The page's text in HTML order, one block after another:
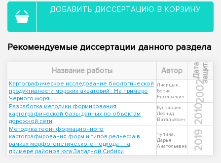
ДОБАВИТЬ ДИССЕРТАЦИЮ В КОРЗИНУ
Рекомендуемые диссертации данного раздела
Название работы Автор Д
а
т
а
з
а
щ
и
т ы
Картографическое исследование биологической
продуктивности морских акваторий : На примере
Черного моря
Лисицын,
Борис
Евгеньевич
2002
Разработка методики формирования
картографической базы данных по объектам
дорожной сети
Кудрявцев,
Леонид
Витальевич
2010
Методика геоинформационного
картографирования форм и типов рельефа в
рамках морфогенетического подхода : на
примере районов юга Западной Сибири
Чупина,
Дарья
Анатольевна
2019